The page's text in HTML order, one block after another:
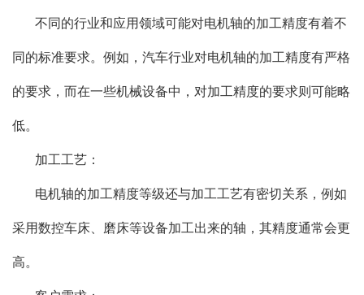
不同的行业和应用领域可能对电机轴的加工精度有着不
同的标准要求。例如，汽车行业对电机轴的加工精度有严格
的要求，而在一些机械设备中，对加工精度的要求则可能略
低。
加工工艺：
电机轴的加工精度等级还与加工工艺有密切关系，例如
采用数控车床、磨床等设备加工出来的轴，其精度通常会更
高。